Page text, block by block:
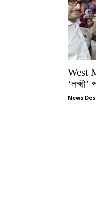
West
‘লক্ষ্মী’
News